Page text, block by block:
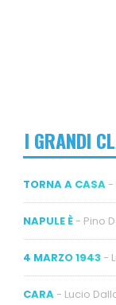
I GRANDI
TORNA A CASA -
NAPULE È - Pino
4 MARZO 1943 -
CARA - Lucio